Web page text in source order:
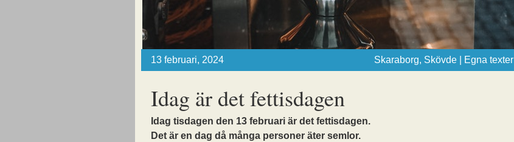
13 februari, 2024 Skaraborg, Skövde | Egna texter
Idag är det fettisdagen
Idag tisdagen den 13 februari är det fettisdagen.
Det är en dag då många personer äter semlor.